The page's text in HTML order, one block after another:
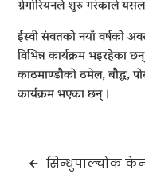
ग्रेगोरियनले शुरु गरेकाले
ईस्वी संवतको नयाँ वर्षको
विभिन्न कार्यक्रम भइरहेका
काठमाण्डौको ठमेल, बौद्ध,
कार्यक्रम भएका छन् ।
Postसिन्धुपाल्चोक